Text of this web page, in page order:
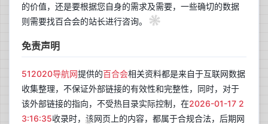
的价值，还是要根据您自身的需求及需要，一些确切的数据
则需要找百合会的站长进行咨询。
免责声明
512020导航网提供的百合会相关资料都是来自于互联网数据
收集整理，不保证外部链接的有效性和完整性，同时，对于
该外部链接的指向，不受热目录实际控制，在2026-01-17 2
3:16:35收录时，该网页上的内容，都属于合规合法，后期网